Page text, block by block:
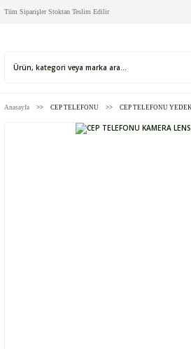
Tüm Siparişler Stoktan Teslim Edilir
Anasayfa CEP TELEFONU CEP TELEFONU